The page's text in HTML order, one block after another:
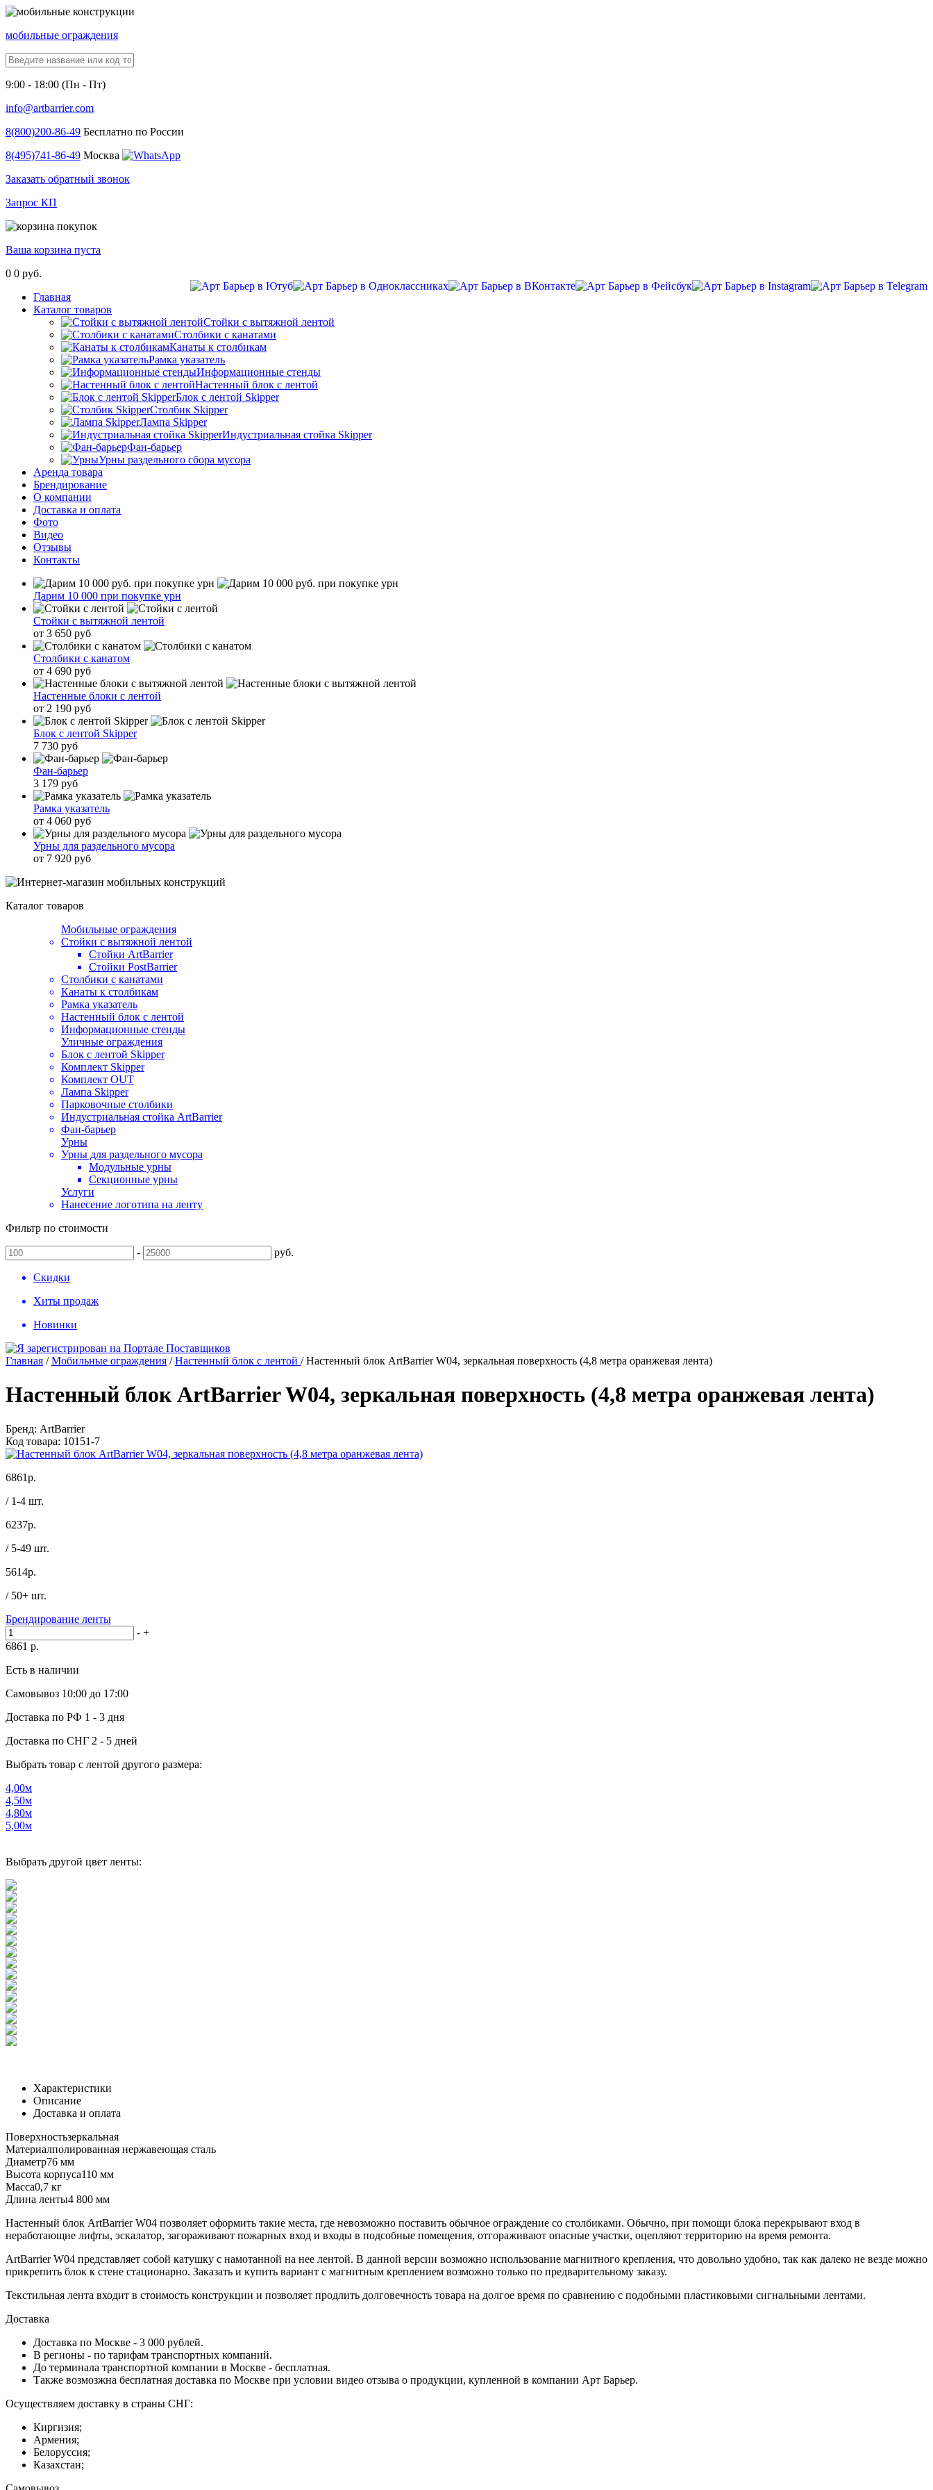
мобильные ограждения
9:00 - 18:00 (Пн - Пт)
info@artbarrier.com
8(800)200-86-49 Бесплатно по России
8(495)741-86-49 Москва
Заказать обратный звонок
Запрос КП
Ваша корзина пуста
0 0 руб.
Главная
Каталог товаров
Стойки с вытяжной лентой
Столбики с канатами
Канаты к столбикам
Рамка указатель
Информационные стенды
Настенный блок с лентой
Блок с лентой Skipper
Столбик Skipper
Лампа Skipper
Индустриальная стойка Skipper
Фан-барьер
Урны раздельного сбора мусора
Аренда товара
Брендирование
О компании
Доставка и оплата
Фото
Видео
Отзывы
Контакты
Дарим 10 000 при покупке урн
Стойки с вытяжной лентой
от 3 650 руб
Столбики с канатом
от 4 690 руб
Настенные блоки с лентой
от 2 190 руб
Блок с лентой Skipper
7 730 руб
Фан-барьер
3 179 руб
Рамка указатель
от 4 060 руб
Урны для раздельного мусора
от 7 920 руб
Каталог товаров
Мобильные ограждения
Стойки с вытяжной лентой
Стойки ArtBarrier
Стойки PostBarrier
Столбики с канатами
Канаты к столбикам
Рамка указатель
Настенный блок с лентой
Информационные стенды
Уличные ограждения
Блок с лентой Skipper
Комплект Skipper
Комплект OUT
Лампа Skipper
Парковочные столбики
Индустриальная стойка ArtBarrier
Фан-барьер
Урны
Урны для раздельного мусора
Модульные урны
Секционные урны
Услуги
Нанесение логотипа на ленту
Фильтр по стоимости
- руб.
Скидки
Хиты продаж
Новинки
Главная /Мобильные ограждения /Настенный блок с лентой /Настенный блок ArtBarrier W04, зеркальная поверхность (4,8 метра оранжевая лента)
Настенный блок ArtBarrier W04, зеркальная поверхность (4,8 метра оранжевая лента)
Бренд: ArtBarrier
Код товара: 10151-7
6861р.
/ 1-4 шт.
6237р.
/ 5-49 шт.
5614р.
/ 50+ шт.
Брендирование ленты
- +
6861 р.
Есть в наличии
Самовывоз 10:00 до 17:00
Доставка по РФ 1 - 3 дня
Доставка по СНГ 2 - 5 дней
Выбрать товар с лентой другого размера:
4,00м
4,50м
4,80м
5,00м
Выбрать другой цвет ленты:
Характеристики
Описание
Доставка и оплата
Поверхностьзеркальная
Материалполированная нержавеющая сталь
Диаметр76 мм
Высота корпуса110 мм
Масса0,7 кг
Длина ленты4 800 мм
Настенный блок ArtBarrier W04 позволяет оформить такие места, где невозможно поставить обычное ограждение со столбиками. Обычно, при помощи блока перекрывают вход в
неработающие лифты, эскалатор, загораживают пожарных вход и входы в подсобные помещения, отгораживают опасные участки, оцепляют территорию на время ремонта.
ArtBarrier W04 представляет собой катушку с намотанной на нее лентой. В данной версии возможно использование магнитного крепления, что довольно удобно, так как далеко не везде можно
прикрепить блок к стене стационарно. Заказать и купить вариант с магнитным креплением возможно только по предварительному заказу.
Текстильная лента входит в стоимость конструкции и позволяет продлить долговечность товара на долгое время по сравнению с подобными пластиковыми сигнальными лентами.
Доставка
Доставка по Москве - 3 000 рублей.
В регионы - по тарифам транспортных компаний.
До терминала транспортной компании в Москве - бесплатная.
Также возмозжна бесплатная доставка по Москве при условии видео отзыва о продукции, купленной в компании Арт Барьер.
Осуществляем доставку в страны СНГ:
Киргизия;
Армения;
Белоруссия;
Казахстан;